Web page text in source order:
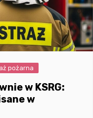
pożarna
w KSRG:
w